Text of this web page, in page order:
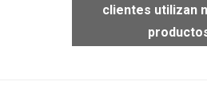
clientes utilizan